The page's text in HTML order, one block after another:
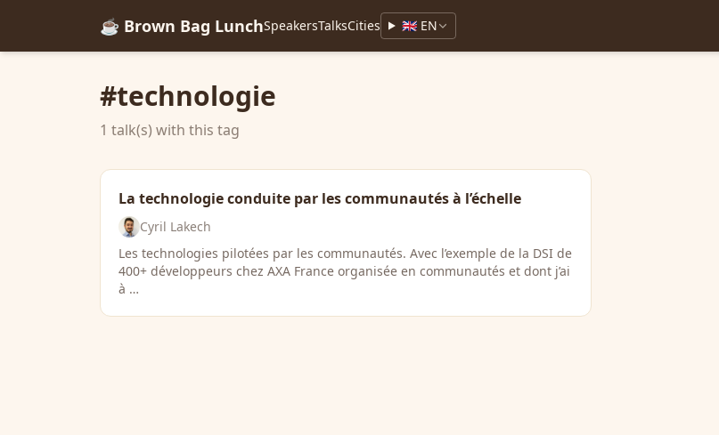
☕ Brown Bag LunchSpeakersTalksCities 🇬🇧 EN
#technologie
1 talk(s) with this tag
La technologie conduite par les communautés à l’échelle
Cyril Lakech
Les technologies pilotées par les communautés. Avec l’exemple de la DSI de
400+ développeurs chez AXA France organisée en communautés et dont j’ai
à …